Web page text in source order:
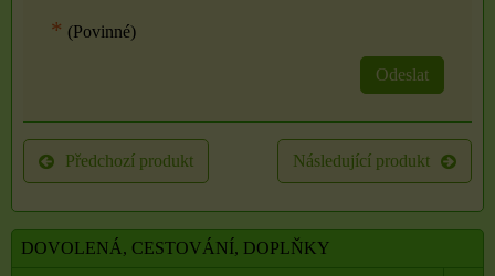
* (Povinné)
Odeslat
Předchozí produkt Následující produkt
DOVOLENÁ, CESTOVÁNÍ, DOPLŇKY